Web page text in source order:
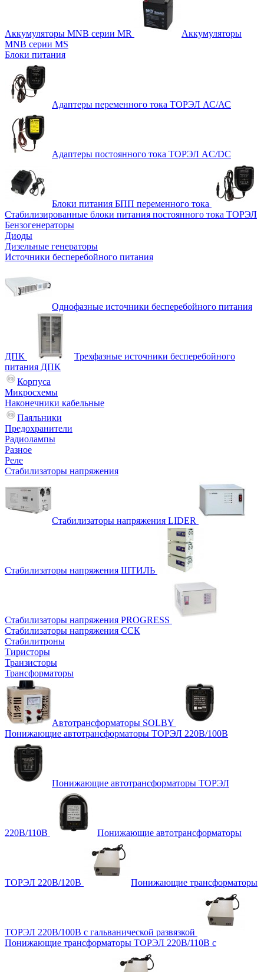
Аккумуляторы MNB серии MR
Аккумуляторы
MNB серии MS
Блоки питания
Адаптеры переменного тока ТОРЭЛ АС/АС
Адаптеры постоянного тока ТОРЭЛ AC/DC
Блоки питания БПП переменного тока
Стабилизированные блоки питания постоянного тока ТОРЭЛ
Бензогенераторы
Диоды
Дизельные генераторы
Источники бесперебойного питания
Однофазные источники бесперебойного питания
ДПК
Трехфазные источники бесперебойного
питания ДПК
Корпуса
Микросхемы
Наконечники кабельные
Паяльники
Предохранители
Радиолампы
Разное
Реле
Стабилизаторы напряжения
Стабилизаторы напряжения LIDER
Стабилизаторы напряжения ШТИЛЬ
Стабилизаторы напряжения PROGRESS
Стабилизаторы напряжения ССК
Стабилитроны
Тиристоры
Транзисторы
Трансформаторы
Автотрансформаторы SOLBY
Понижающие автотрансформаторы ТОРЭЛ 220В/100В
Понижающие автотрансформаторы ТОРЭЛ
220В/110В Понижающие автотрансформаторы
ТОРЭЛ 220В/120В Понижающие трансформаторы
ТОРЭЛ 220В/100В с гальванической развязкой
Понижающие трансформаторы ТОРЭЛ 220В/110В с